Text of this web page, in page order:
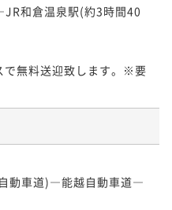
和倉温泉駅(約3時間40
無料送迎致します。※要
動車道)―能越自動車道―